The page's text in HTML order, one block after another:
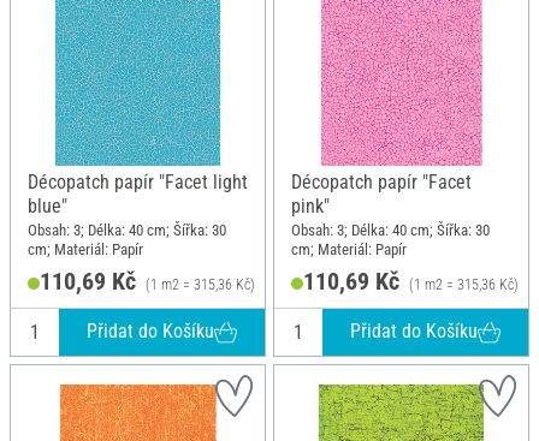
Décopatch papír "Facet light
blue"
Obsah: 3; Délka: 40 cm; Šířka: 30
cm; Materiál: Papír
110,69 Kč (1 m2 = 315,36 Kč)
Přidat do Košíku
Décopatch papír "Facet
pink"
Obsah: 3; Délka: 40 cm; Šířka: 30
cm; Materiál: Papír
110,69 Kč (1 m2 = 315,36 Kč)
Přidat do Košíku